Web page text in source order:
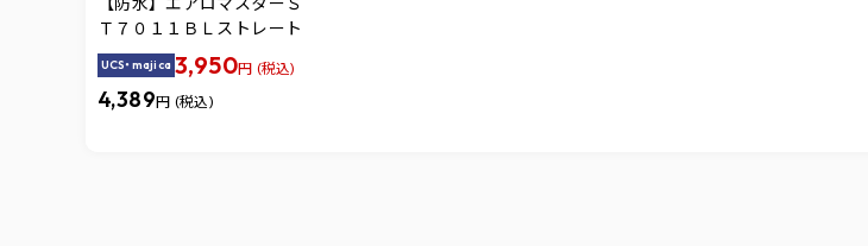
Ｔ７０１１ＢＬストレート
UCS・majica 3,950円 (税込)
4,389円 (税込)